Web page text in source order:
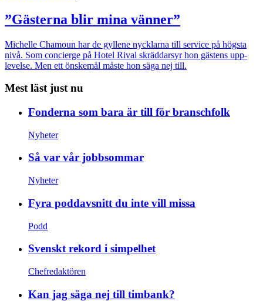
”Gästerna blir mina vänner”
Michelle Chamoun har de gyllene nycklarna till service på högsta
nivå. Som concierge på Hotel Rival skräddarsyr hon gästens upp­
levelse. Men ett önskemål måste hon säga nej till.
Mest läst just nu
Fonderna som bara är till för branschfolk
Nyheter
Så var vår jobbsommar
Nyheter
Fyra poddavsnitt du inte vill missa
Podd
Svenskt rekord i simpelhet
Chefredaktören
Kan jag säga nej till timbank?